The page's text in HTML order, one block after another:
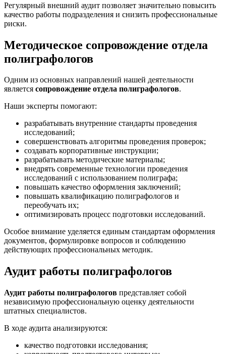
Регулярный внешний аудит позволяет значительно повысить
качество работы подразделения и снизить профессиональные
риски.
Методическое сопровождение отдела
полиграфологов
Одним из основных направлений нашей деятельности
является сопровождение отдела полиграфологов.
Наши эксперты помогают:
разрабатывать внутренние стандарты проведения
исследований;
совершенствовать алгоритмы проведения проверок;
создавать корпоративные инструкции;
разрабатывать методические материалы;
внедрять современные технологии проведения
исследований с использованием полиграфа;
повышать качество оформления заключений;
повышать квалификацию полиграфологов и
переобучать их;
оптимизировать процесс подготовки исследований.
Особое внимание уделяется единым стандартам оформления
документов, формулировке вопросов и соблюдению
действующих профессиональных методик.
Аудит работы полиграфологов
Аудит работы полиграфологов представляет собой
независимую профессиональную оценку деятельности
штатных специалистов.
В ходе аудита анализируются:
качество подготовки исследования;